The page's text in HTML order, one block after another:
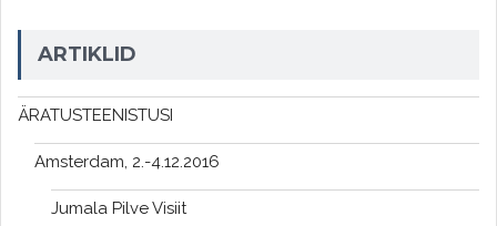
ARTIKLID
ÄRATUSTEENISTUSI
Amsterdam, 2.-4.12.2016
Jumala Pilve Visiit